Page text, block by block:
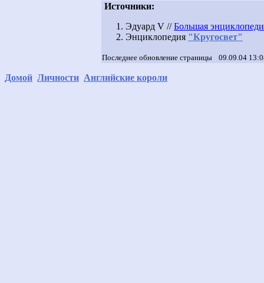
Источники:
Эдуард V //Большая
Энциклопедия "Кругосвет"
Последнее обновление страницы 09.09.04
Домой Личности Английские короли